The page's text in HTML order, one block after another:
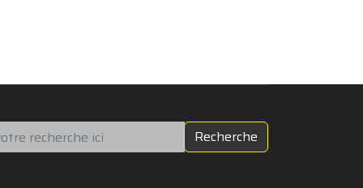
Recherche